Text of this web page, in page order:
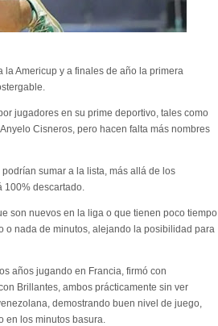
Americup y a finales de año la primera
jugadores en su prime deportivo, tales como
Cisneros, pero hacen falta más nombres
sumar a la lista, más allá de los
100% descartado.
son nuevos en la liga o que tienen poco tiempo
o nada de minutos, alejando la posibilidad para
años jugando en Francia, firmó con
Brillantes, ambos prácticamente sin ver
demostrando buen nivel de juego,
en los minutos basura.